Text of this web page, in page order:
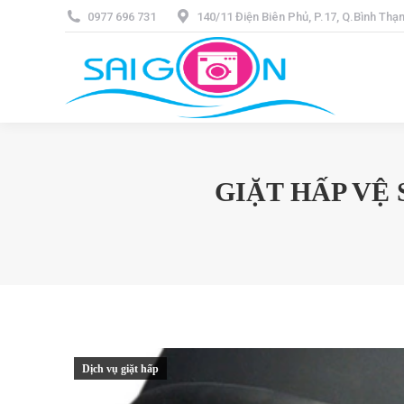
0977 696 731 140/11 Điện Biên Phủ, P.17, Q.Bình
GIẶT HẤP VỆ
Dịch vụ giặt hấp